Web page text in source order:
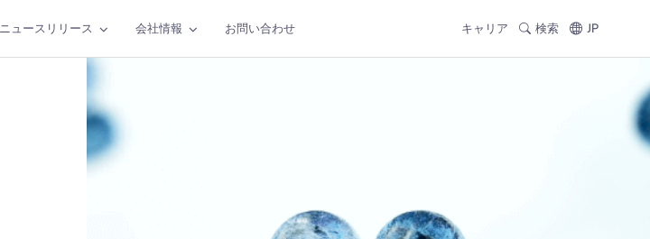
ニュースリリース 会社情報 お問い合わせ キャリア 検索 JP